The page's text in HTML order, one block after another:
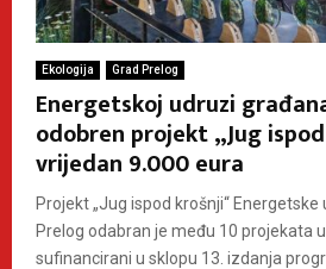
Ekologija Grad Prelog
Energetskoj udruzi
odobren projekt „Jug
vrijedan 9.000 eura
Projekt „Jug ispod krošnji“
Prelog odabran je među 10 projekata
sufinancirani u sklopu 13. izdanja